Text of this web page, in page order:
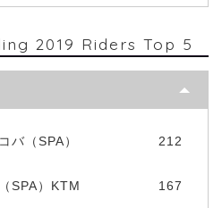
2019 Riders Top 5
バ（SPA）
212
SPA）KTM 167